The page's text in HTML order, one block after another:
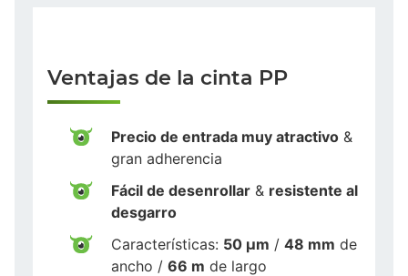
Ventajas de la cinta PP
Precio de entrada muy atractivo &
gran adherencia
Fácil de desenrollar & resistente al
desgarro
Características: 50 µm / 48 mm de
ancho / 66 m de largo